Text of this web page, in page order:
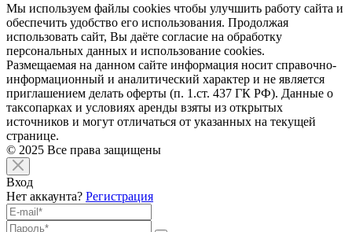
Мы используем файлы cookies чтобы улучшить работу сайта и
обеспечить удобство его использования. Продолжая
использовать сайт, Вы даёте согласие на обработку
персональных данных и использование cookies.
Размещаемая на данном сайте информация носит справочно-
информационный и аналитический характер и не является
приглашением делать оферты (п. 1.ст. 437 ГК РФ). Данные о
таксопарках и условиях аренды взяты из открытых
источников и могут отличаться от указанных на текущей
странице.
© 2025 Все права защищены
Вход
Нет аккаунта? Регистрация